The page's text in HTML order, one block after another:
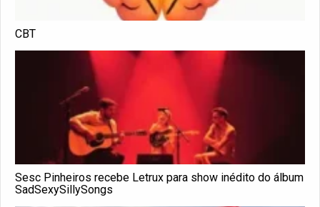
CBT
Sesc Pinheiros recebe Letrux para show inédito do álbum
SadSexySillySongs